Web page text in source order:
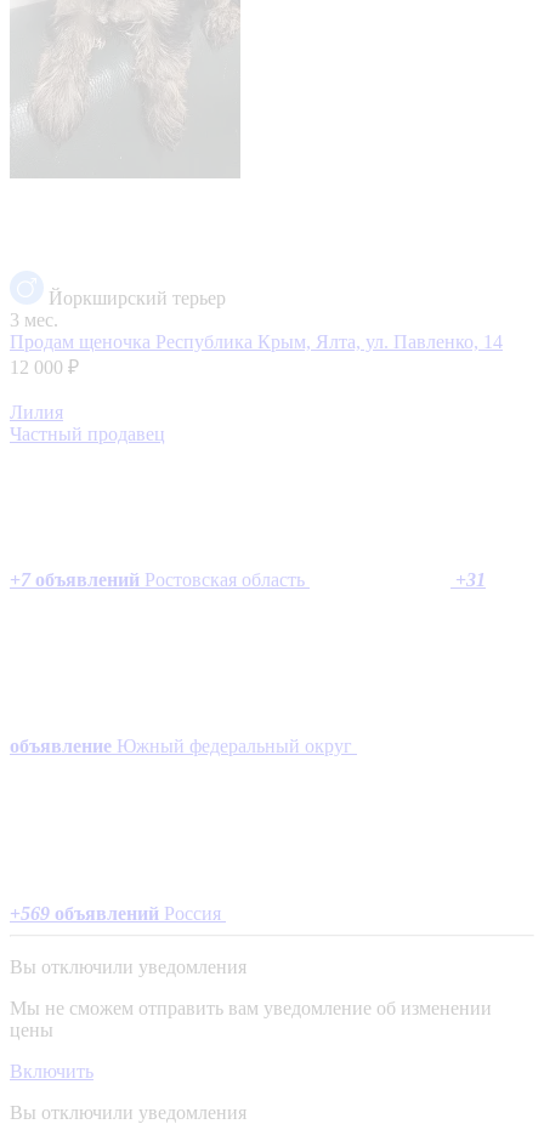
Йоркширский терьер
3 мес.
Продам щеночка Республика Крым, Ялта, ул. Павленко, 14
12 000 ₽
Лилия
Частный продавец
+7 объявлений Ростовская область +31
объявление Южный федеральный округ
+569 объявлений Россия
Вы отключили уведомления
Мы не сможем отправить вам уведомление об изменении
цены
Включить
Вы отключили уведомления